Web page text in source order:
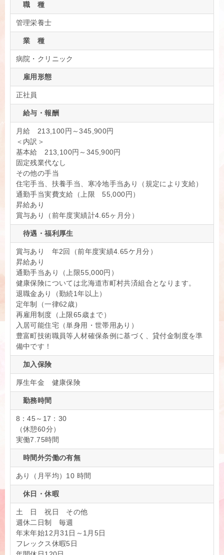
職 種
管理栄養士
業 種
病院・クリニック
雇用形態
正社員
給与・報酬
月給 213,100円～345,900円
＜内訳＞
基本給 213,100円～345,900円
固定残業代なし
その他の手当
住宅手当、扶養手当、寒冷地手当あり（規定により支給）
通勤手当実費支給（上限 55,000円）
昇給あり
賞与あり（前年度実績計4.65ヶ月分）
待遇・福利厚生
賞与あり 年2回（前年度実績4.65ケ月分）
昇給あり
通勤手当あり（上限55,000円）
健康保険については北海道市町村共済組合となります。
退職金あり（勤続1年以上）
定年制（一律62歳）
再雇用制度（上限65歳まで）
入居可能住宅（単身用・世帯用あり）
豊富町技術職員等人材確保条例に基づく、貸付金制度を準
備中です！
加入保険
厚生年金 健康保険
勤務時間
8：45～17：30
（休憩60分）
実働7.75時間
時間外労働の有無
あり（月平均）10 時間
休日・休暇
土 日 祝日 その他
週休二日制 毎週
年末年始12月31日～1月5日
フレックス休暇5日